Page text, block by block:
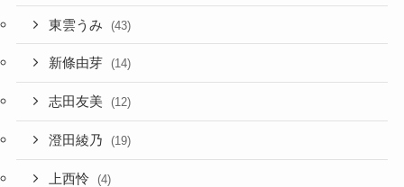
東雲うみ (43)
新條由芽 (14)
志田友美 (12)
澄田綾乃 (19)
上西怜 (4)